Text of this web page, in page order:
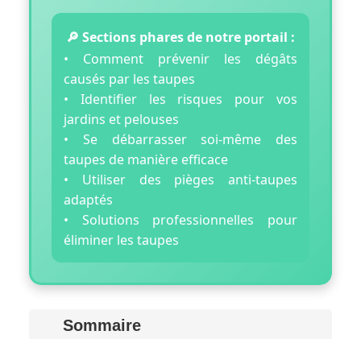
🔎 Sections phares de notre portail :
• Comment prévenir les dégâts
causés par les taupes
• Identifier les risques pour vos
jardins et pelouses
• Se débarrasser soi-même des
taupes de manière efficace
• Utiliser des pièges anti-taupes
adaptés
• Solutions professionnelles pour
éliminer les taupes
Sommaire